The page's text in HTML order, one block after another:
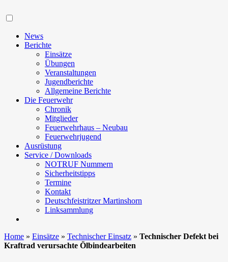
News
Berichte
Einsätze
Übungen
Veranstaltungen
Jugendberichte
Allgemeine Berichte
Die Feuerwehr
Chronik
Mitglieder
Feuerwehrhaus – Neubau
Feuerwehrjugend
Ausrüstung
Service / Downloads
NOTRUF Nummern
Sicherheitstipps
Termine
Kontakt
Deutschfeistritzer Martinshorn
Linksammlung
Home » Einsätze » Technischer Einsatz » Technischer Defekt bei
Kraftrad verursachte Ölbindearbeiten